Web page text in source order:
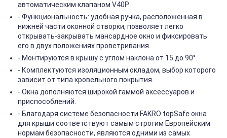
автоматическим клапаном V40P.
- Функциональность: удобная ручка, расположенная в
нижней части оконной створки, позволяет легко
открывать-закрывать мансардное окно и фиксировать
его в двух положениях проветривания.
- Монтируются в крышу с углом наклона от 15 до 90°.
- Комплектуются изоляционным окладом, выбор которого
зависит от типа кровельного покрытия.
- Окна дополняются широкой гаммой аксессуаров и
приспособлений.
- Благодаря системе безопасности FAKRO topSafe окна
для крыши соответствуют самым строгим Европейским
нормам безопасности, являются одними из самых